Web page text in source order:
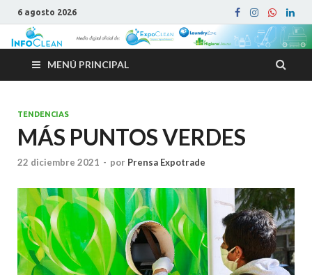
6 agosto 2026
MENÚ PRINCIPAL
TENDENCIAS
MÁS PUNTOS VERDES
22 diciembre 2021 - por Prensa Expotrade